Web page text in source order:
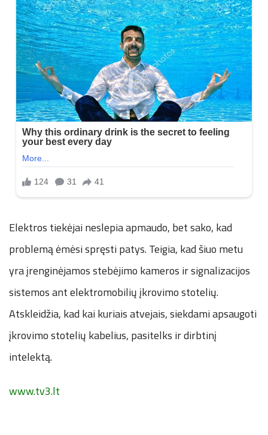
Elektros tiekėjai neslepia apmaudo, bet sako, kad
problemą ėmėsi spręsti patys. Teigia, kad šiuo metu
yra įrenginėjamos stebėjimo kameros ir signalizacijos
sistemos ant elektromobilių įkrovimo stotelių.
Atskleidžia, kad kai kuriais atvejais, siekdami apsaugoti
įkrovimo stotelių kabelius, pasitelks ir dirbtinį
intelektą.
www.tv3.lt